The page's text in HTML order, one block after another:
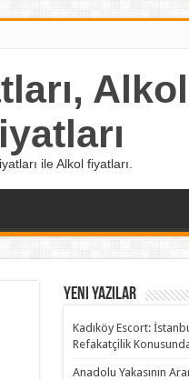
ile Alkol fiyatları.
Yeni Yazılar
Kadıköy Escort:
Refakatçilik
Anadolu Yakasının